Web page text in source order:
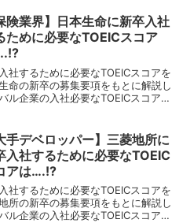
険業界】日本生命に新卒入社
ために必要なTOEICスコア
社するために必要なTOEICスコアを
命の新卒の募集要項をもとに解説し
ル企業の入社必要なTOEICスコアを
手デベロッパー】三菱地所に
入社するために必要なTOEIC
アは….!?
社するために必要なTOEICスコアを
所の新卒の募集要項をもとに解説し
ル企業の入社必要なTOEICスコアを